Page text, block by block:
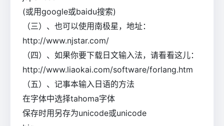
(或用google或baidu搜索)
（三）、也可以使用南极星，地址：
http://www.njstar.com/
（四）、如果你要下载日文输入法，请看看这儿：
http://www.liaokai.com/software/forlang.htm
（五）、记事本输入日语的方法
在字体中选择tahoma字体
保存时用另存为unicode或unicode